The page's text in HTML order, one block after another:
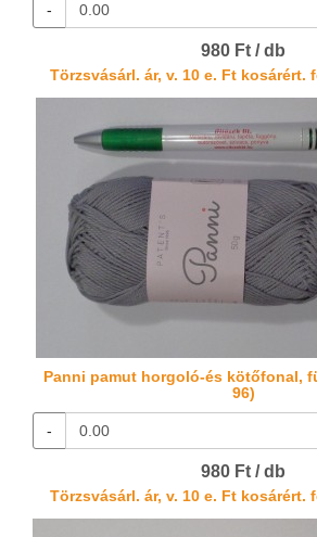
-
980 Ft / db
Törzsvásárl. ár, v. 10 e. Ft kosárért.
Panni pamut horgoló-és kötőfonal,
96)
-
980 Ft / db
Törzsvásárl. ár, v. 10 e. Ft kosárért.